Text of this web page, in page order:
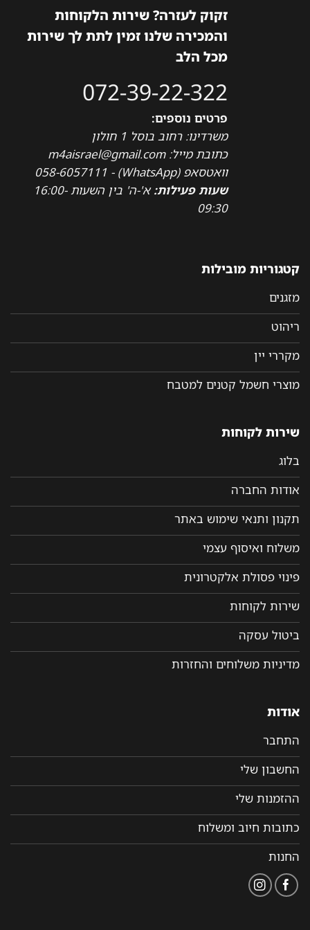
זקוק לעזרה? שירות הלקוחות
והמכירה שלנו זמין לתת לך שירות
מכל הלב
072-39-22-322
פרטים נוספים:
משרדינו: רחוב בוסל 1 חולון
כתובת מייל: m4aisrael@gmail.com
וואטסאפ (WhatsApp) - 058-6057111
שעות פעילות:
א'-ה' בין השעות 16:00-
09:30
קטגוריות מובילות
מזגנים
ריהוט
מקררי יין
מוצרי חשמל קטנים למטבח
שירות לקוחות
בלוג
אודות החברה
תקנון ותנאי שימוש באתר
משלוח ואיסוף עצמי
פינוי פסולת אלקטרונית
שירות לקוחות
ביטול עסקה
מדיניות משלוחים והחזרות
אודות
התחבר
החשבון שלי
ההזמנות שלי
כתובות חיוב ומשלוח
החנות